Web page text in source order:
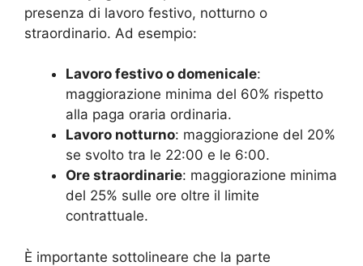
presenza di lavoro festivo, notturno o
straordinario. Ad esempio:
Lavoro festivo o domenicale:
maggiorazione minima del 60% rispetto
alla paga oraria ordinaria.
Lavoro notturno: maggiorazione del 20%
se svolto tra le 22:00 e le 6:00.
Ore straordinarie: maggiorazione minima
del 25% sulle ore oltre il limite
contrattuale.
È importante sottolineare che la parte